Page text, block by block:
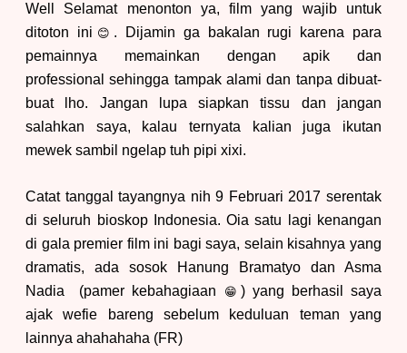
Well Selamat menonton ya, film yang wajib untuk
ditoton ini 😊 . Dijamin ga bakalan rugi karena para
pemainnya memainkan dengan apik dan
professiona l sehingga tampak alami dan tanpa dibuat-
buat lho. Jangan lupa siapkan tissu dan jangan
salahkan saya, kalau ternyata kalian juga ikutan
mewek sambil ngelap tuh pipi xixi.
Catat tanggal tayangnya nih 9 Februari 2017 serentak
di seluruh bioskop Indonesia. Oia satu lagi kenangan
di gala premier film ini bagi saya, selain kisahnya yang
dramatis, ada sosok Hanung Bramatyo dan Asma
Nadia (pamer kebahagiaan
😁 )yang berhasil saya
ajak wefie bareng sebelum keduluan teman yang
lainnya ahahahaha (FR)